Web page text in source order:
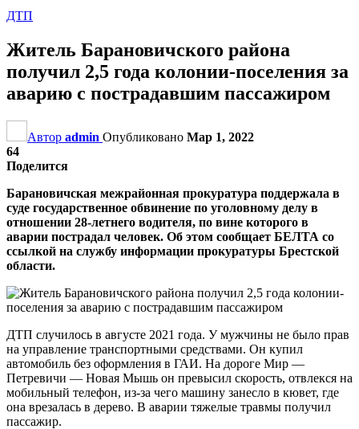
ДТП
Житель Барановичского района
получил 2,5 года колонии-поселения за
аварию с пострадавшим пассажиром
Автор admin Опубликовано Мар 1, 2022
64
Поделится
Барановичская межрайонная прокуратура поддержала в
суде государственное обвинение по уголовному делу в
отношении 28-летнего водителя, по вине которого в
аварии пострадал человек. Об этом сообщает БЕЛТА со
ссылкой на службу информации прокуратуры Брестской
области.
ДТП случилось в августе 2021 года. У мужчины не было прав
на управление транспортными средствами. Он купил
автомобиль без оформления в ГАИ. На дороге Мир —
Петревичи — Новая Мышь он превысил скорость, отвлекся на
мобильный телефон, из-за чего машину занесло в кювет, где
она врезалась в дерево. В аварии тяжелые травмы получил
пассажир.